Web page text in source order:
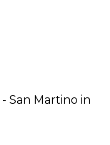
San Martino in